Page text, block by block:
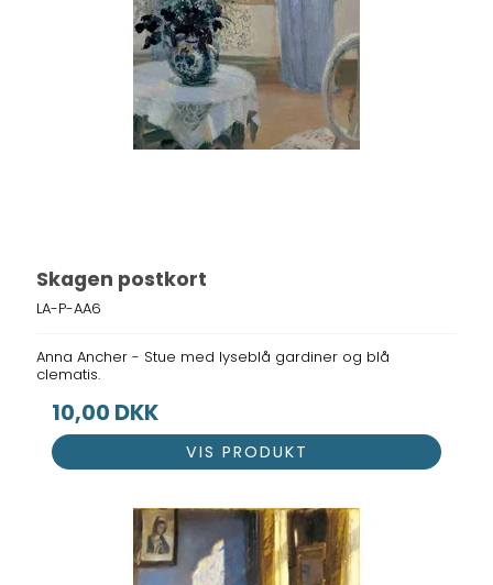
Skagen postkort
LA-P-AA6
Anna Ancher - Stue med lyseblå gardiner og blå
clematis.
10,00 DKK
VIS PRODUKT